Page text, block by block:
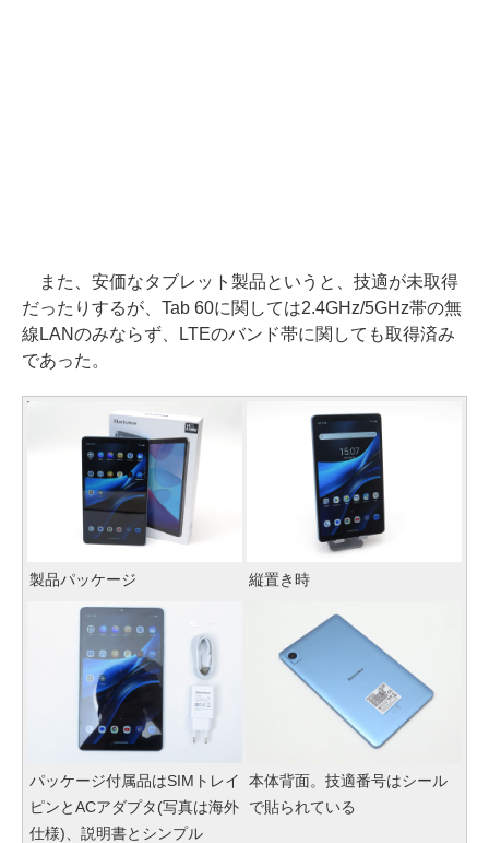
また、安価なタブレット製品というと、技適が未取得
だったりするが、Tab 60に関しては2.4GHz/5GHz帯の無
線LANのみならず、LTEのバンド帯に関しても取得済み
であった。
製品パッケージ 縦置き時
パッケージ付属品はSIMトレイ
ピンとACアダプタ(写真は海外
仕様)、説明書とシンプル
本体背面。技適番号はシール
で貼られている